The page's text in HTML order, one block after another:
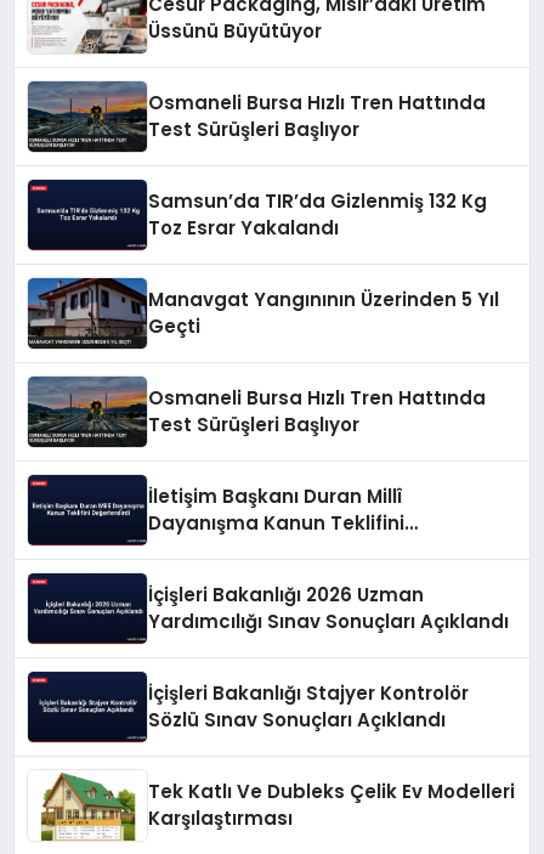
Üssünü Büyütüyor
Osmaneli Bursa Hızlı Tren Hattında
Test Sürüşleri Başlıyor
Samsun’da TIR’da Gizlenmiş 132 Kg
Toz Esrar Yakalandı
Manavgat Yangınının Üzerinden 5 Yıl
Geçti
Osmaneli Bursa Hızlı Tren Hattında
Test Sürüşleri Başlıyor
İletişim Başkanı Duran Millî
Dayanışma Kanun Teklifini
İçişleri Bakanlığı 2026 Uzman
Yardımcılığı Sınav Sonuçları Açıklandı
İçişleri Bakanlığı Stajyer Kontrolör
Sözlü Sınav Sonuçları Açıklandı
Tek Katlı Ve Dubleks Çelik Ev Modelleri
Karşılaştırması